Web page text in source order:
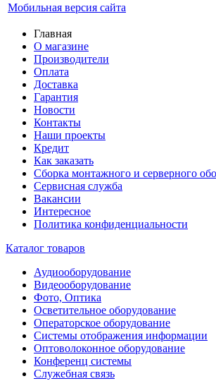
Мобильная версия сайта
Главная
О магазине
Производители
Оплата
Доставка
Гарантия
Новости
Контакты
Наши проекты
Кредит
Как заказать
Сборка монтажного и серверного
Сервисная служба
Вакансии
Интересное
Политика конфиденциальности
Каталог товаров
Аудиооборудование
Видеооборудование
Фото, Оптика
Осветительное оборудование
Операторское оборудование
Системы отображения информации
Оптоволоконное оборудование
Конференц системы
Служебная связь